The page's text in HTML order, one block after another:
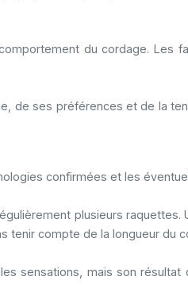
du cordage. Les
ses préférences et de la
confirmées et les
plusieurs
compte de la longueur du
sensations, mais son